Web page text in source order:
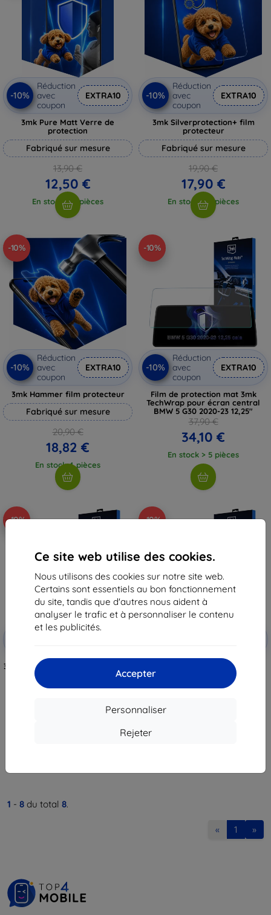
Ce site web utilise des cookies.
Nous utilisons des cookies sur notre site web.
Certains sont essentiels au bon fonctionnement
du site, tandis que d'autres nous aident à
analyser le trafic et à personnaliser le contenu
et les publicités.
Accepter
Personnaliser
Rejeter
-10%
Réduction
avec
coupon
EXTRA10
3mk Pure Matt Verre de
protection
Fabriqué sur mesure
13,90 €
12,50 €
En stock > 5 pièces
-10%
Réduction
avec
coupon
EXTRA10
3mk Silverprotection+ film
protecteur
Fabriqué sur mesure
19,90 €
17,90 €
En stock > 5 pièces
-10%
-10%
Réduction
avec
coupon
EXTRA10
3mk Hammer film protecteur
Fabriqué sur mesure
20,90 €
18,82 €
En stock 4 pièces
-10%
-10%
Réduction
avec
coupon
EXTRA10
Film de protection mat 3mk
TechWrap pour écran central
BMW 5 G30 2020-23 12,25"
37,90 €
34,10 €
En stock > 5 pièces
-10%
Réduction
3mk TechWrap Film de Protection
Mat pour Écran Central BMW 5
G30 2016-20 10,25"
-10%
3mk TechWrap Matte Film de
protection mat pour écran
central BMW 5 G30 2017-20 8,8"
1 - 8 du total 8.
« 1 »